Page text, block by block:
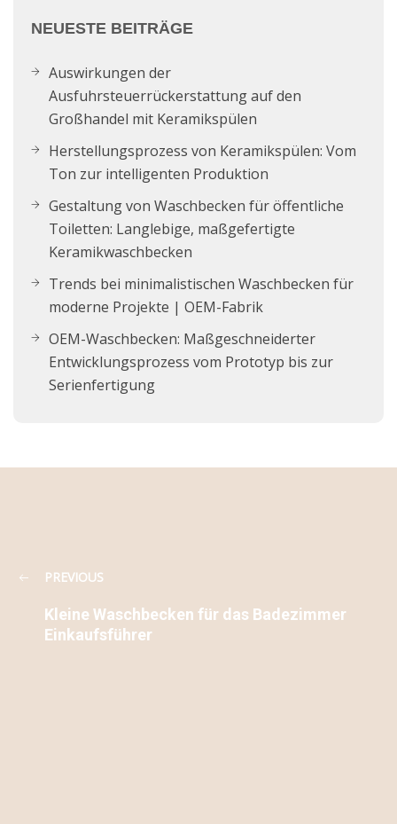
NEUESTE BEITRÄGE
Auswirkungen der
Ausfuhrsteuerrückerstattung auf den
Großhandel mit Keramikspülen
Herstellungsprozess von Keramikspülen: Vom
Ton zur intelligenten Produktion
Gestaltung von Waschbecken für öffentliche
Toiletten: Langlebige, maßgefertigte
Keramikwaschbecken
Trends bei minimalistischen Waschbecken für
moderne Projekte | OEM-Fabrik
OEM-Waschbecken: Maßgeschneiderter
Entwicklungsprozess vom Prototyp bis zur
Serienfertigung
PREVIOUS
Kleine Waschbecken für das Badezimmer
Einkaufsführer